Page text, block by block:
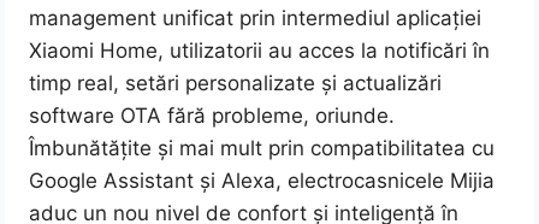
management unificat prin intermediul aplicației
Xiaomi Home, utilizatorii au acces la notificări în
timp real, setări personalizate și actualizări
software OTA fără probleme, oriunde.
Îmbunătățite și mai mult prin compatibilitatea cu
Google Assistant și Alexa, electrocasnicele Mijia
aduc un nou nivel de confort și inteligență în